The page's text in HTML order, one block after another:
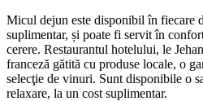
Micul dejun este disponibil în fiecare
suplimentar, și poate fi servit în
cerere. Restaurantul hotelului, le
franceză gătită cu produse locale, o
selecţie de vinuri. Sunt disponibile o
relaxare, la un cost suplimentar.